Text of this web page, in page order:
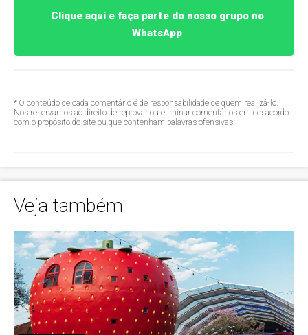
Clique aqui e faça parte do nosso grupo no
WhatsApp
* O conteúdo de cada comentário é de responsabilidade de quem realizá-lo.
Nos reservamos ao direito de reprovar ou eliminar comentários em desacordo
com o propósito do site ou que contenham palavras ofensivas.
Veja também